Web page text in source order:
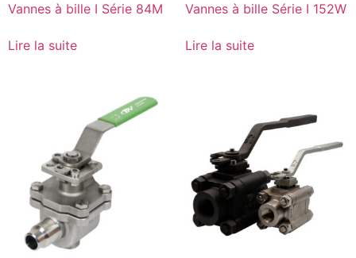
Vannes à bille I Série 84M
Lire la suite
Vannes à bille Série I 152W
Lire la suite